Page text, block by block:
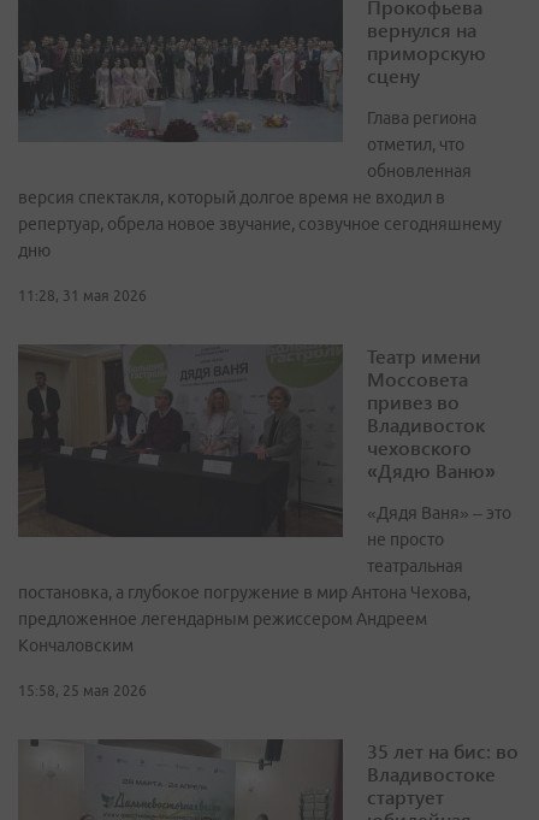
Прокофьева
вернулся на
приморскую
сцену
Глава региона
отметил, что
обновленная
версия спектакля, который долгое время не входил в
репертуар, обрела новое звучание, созвучное сегодняшнему
дню
11:28, 31 мая 2026
Театр имени
Моссовета
привез во
Владивосток
чеховского
«Дядю Ваню»
«Дядя Ваня» – это
не просто
театральная
постановка, а глубокое погружение в мир Антона Чехова,
предложенное легендарным режиссером Андреем
Кончаловским
15:58, 25 мая 2026
35 лет на бис: во
Владивостоке
стартует